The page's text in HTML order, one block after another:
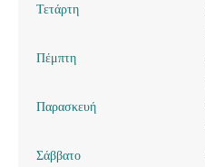
Τετάρτη
Πέμπτη
Παρασκευή
Σάββατο